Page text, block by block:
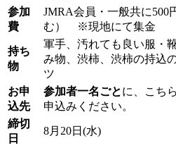
参加
費
JMRA会員・一般共に500
む） ※現地にて集金
持ち
物
軍手、汚れても良い服・
み物、渋柿、渋柿の持込
ツ
お申
込先
参加者一名ごとに、こち
申込みください。
締切
日
8月20日(水)